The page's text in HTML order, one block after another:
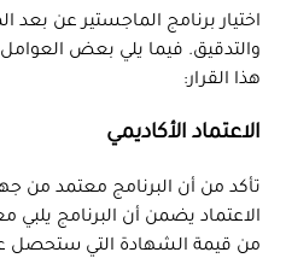
اختيار برنامج الماجستير عن
والتدقيق. فيما يلي بعض العوامل
هذا القرار:
الاعتماد الأكاديمي
تأكد من أن البرنامج معتمد من
الاعتماد يضمن أن البرنامج يلبي
من قيمة الشهادة التي ستحصل